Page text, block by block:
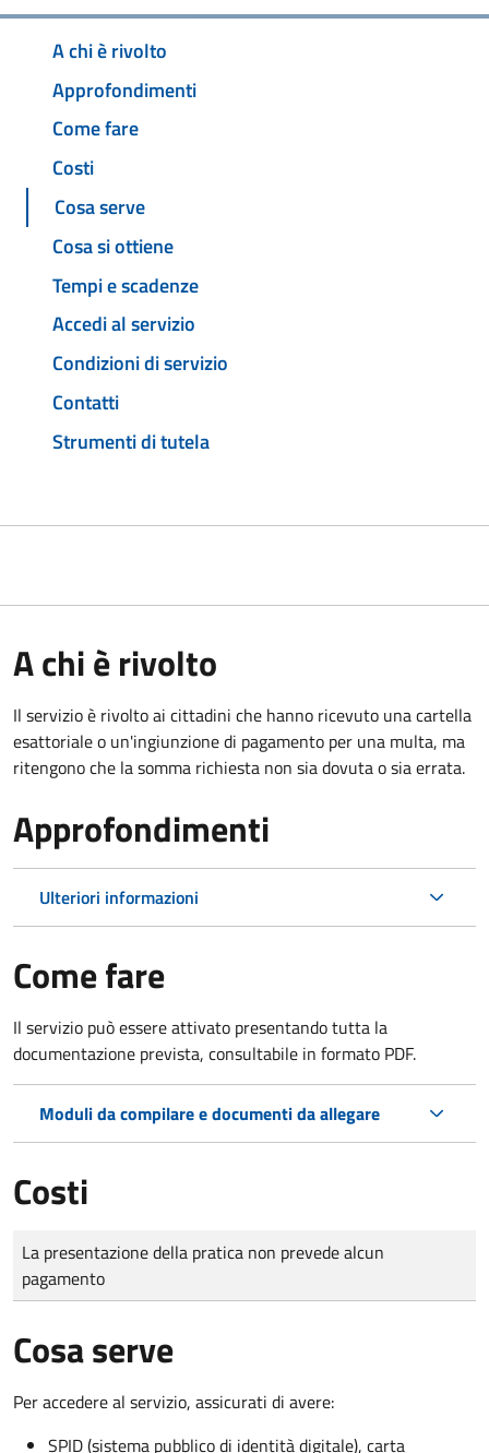
A chi è rivolto
Approfondimenti
Come fare
Costi
Cosa serve
Cosa si ottiene
Tempi e scadenze
Accedi al servizio
Condizioni di servizio
Contatti
Strumenti di tutela
A chi è rivolto
Il servizio è rivolto ai cittadini che hanno ricevuto una cartella
esattoriale o un'ingiunzione di pagamento per una multa, ma
ritengono che la somma richiesta non sia dovuta o sia errata.
Approfondimenti
Ulteriori informazioni
Come fare
Il servizio può essere attivato presentando tutta la
documentazione prevista, consultabile in formato PDF.
Moduli da compilare e documenti da allegare
Costi
Tipo di pagamento
Importo
La presentazione della pratica non prevede alcun
pagamento
Cosa serve
Per accedere al servizio, assicurati di avere:
SPID (sistema pubblico di identità digitale), carta